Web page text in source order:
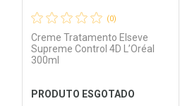
Ver Desconto Convênio
(0)
Creme Tratamento Elseve
Supreme Control 4D L’Oréal
300ml
PRODUTO ESGOTADO